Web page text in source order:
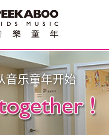
音乐童年开始